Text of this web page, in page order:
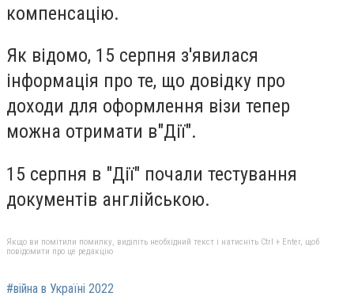
компенсацію.
Як відомо, 15 серпня з'явилася
інформація про те, що довідку про
доходи для оформлення візи тепер
можна отримати в"Дії".
15 серпня в "Дії" почали тестування
документів англійською.
Якщо ви помітили помилку, виділіть необхідний текст і натисніть Ctrl + Enter, щоб
повідомити про це редакцію
#війна в Україні 2022